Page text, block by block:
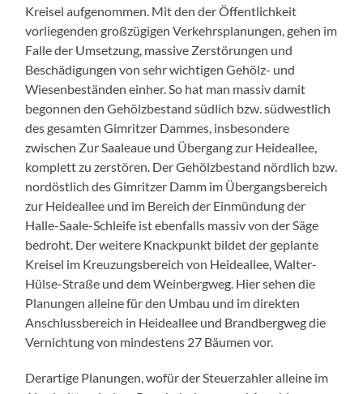
Kreisel aufgenommen. Mit den der Öffentlichkeit
vorliegenden großzügigen Verkehrsplanungen, gehen im
Falle der Umsetzung, massive Zerstörungen und
Beschädigungen von sehr wichtigen Gehölz- und
Wiesenbeständen einher. So hat man massiv damit
begonnen den Gehölzbestand südlich bzw. südwestlich
des gesamten Gimritzer Dammes, insbesondere
zwischen Zur Saaleaue und Übergang zur Heideallee,
komplett zu zerstören. Der Gehölzbestand nördlich bzw.
nordöstlich des Gimritzer Damm im Übergangsbereich
zur Heideallee und im Bereich der Einmündung der
Halle-Saale-Schleife ist ebenfalls massiv von der Säge
bedroht. Der weitere Knackpunkt bildet der geplante
Kreisel im Kreuzungsbereich von Heideallee, Walter-
Hülse-Straße und dem Weinbergweg. Hier sehen die
Planungen alleine für den Umbau und im direkten
Anschlussbereich in Heideallee und Brandbergweg die
Vernichtung von mindestens 27 Bäumen vor.
Derartige Planungen, wofür der Steuerzahler alleine im